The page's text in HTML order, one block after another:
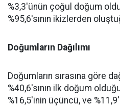
%3,3'ünün çoğul doğum
%95,6'sının ikizlerden
Doğumların Dağılımı
Doğumların sırasına göre
%40,6'sının ilk doğum
%16,5'inin üçüncü, ve